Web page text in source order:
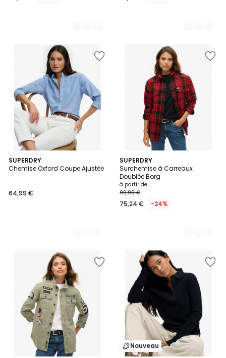
SUPERDRY
Chemise Oxford Coupe Ajustée
64,99 €
6
Couleurs
SUPERDRY
Surchemise à Carreaux
Doublée Borg
à partir de
99,99 €
75,24 € -24%
3
Couleurs
Nouveau